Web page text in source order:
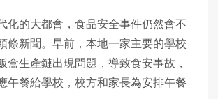
化的大都會，食品安全事件仍然會不
條新聞。早前，本地一家主要的學校
盒生產鏈出現問題，導致食安事故，
午餐給學校，校方和家長為安排午餐